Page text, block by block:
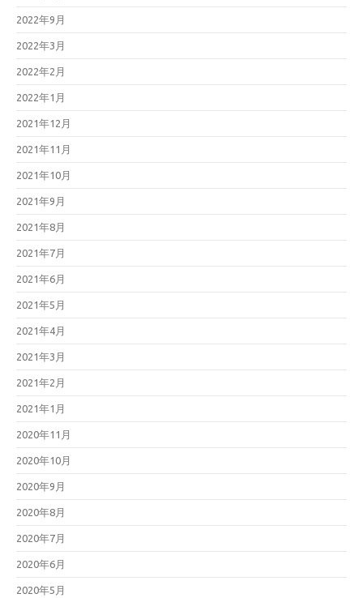
2022年9月
2022年3月
2022年2月
2022年1月
2021年12月
2021年11月
2021年10月
2021年9月
2021年8月
2021年7月
2021年6月
2021年5月
2021年4月
2021年3月
2021年2月
2021年1月
2020年11月
2020年10月
2020年9月
2020年8月
2020年7月
2020年6月
2020年5月